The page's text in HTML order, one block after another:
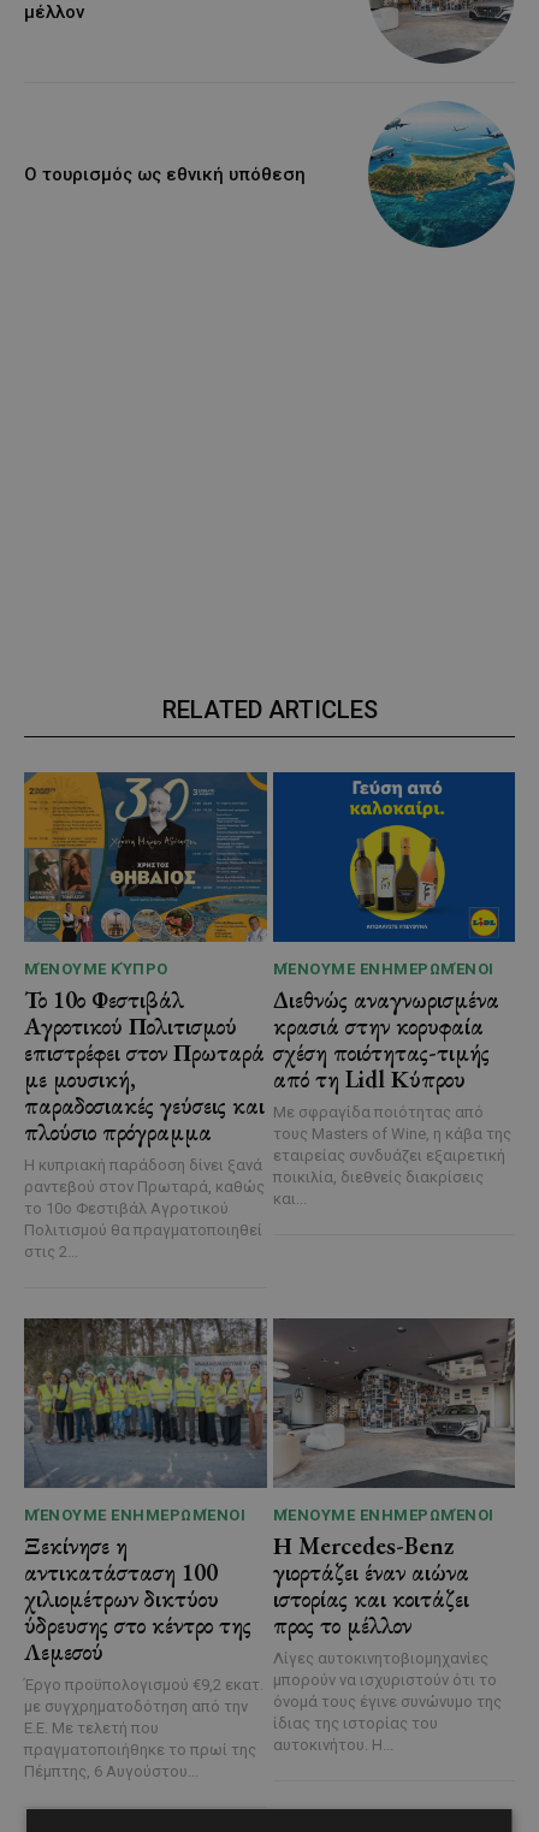
μέλλον
Ο τουρισμός ως εθνική υπόθεση
RELATED ARTICLES
ΜΈΝΟΥΜΕ ΚΎΠΡΟ
Το 10ο Φεστιβάλ
Αγροτικού Πολιτισμού
επιστρέφει στον Πρωταρά
με μουσική,
παραδοσιακές γεύσεις και
πλούσιο πρόγραμμα
Η κυπριακή παράδοση δίνει ξανά
ραντεβού στον Πρωταρά, καθώς
το 10ο Φεστιβάλ Αγροτικού
Πολιτισμού θα πραγματοποιηθεί
στις 2...
ΜΈΝΟΥΜΕ ΕΝΗΜΕΡΩΜΈΝΟΙ
Διεθνώς αναγνωρισμένα
κρασιά στην κορυφαία
σχέση ποιότητας-τιμής
από τη Lidl Κύπρου
Με σφραγίδα ποιότητας από
τους Masters of Wine, η κάβα της
εταιρείας συνδυάζει εξαιρετική
ποικιλία, διεθνείς διακρίσεις
και...
ΜΈΝΟΥΜΕ ΕΝΗΜΕΡΩΜΈΝΟΙ
Ξεκίνησε η
αντικατάσταση 100
χιλιομέτρων δικτύου
ύδρευσης στο κέντρο της
Λεμεσού
Έργο προϋπολογισμού €9,2 εκατ.
με συγχρηματοδότηση από την
Ε.Ε. Με τελετή που
πραγματοποιήθηκε το πρωί της
Πέμπτης, 6 Αυγούστου...
ΜΈΝΟΥΜΕ ΕΝΗΜΕΡΩΜΈΝΟΙ
Η Mercedes-Benz
γιορτάζει έναν αιώνα
ιστορίας και κοιτάζει
προς το μέλλον
Λίγες αυτοκινητοβιομηχανίες
μπορούν να ισχυριστούν ότι το
όνομά τους έγινε συνώνυμο της
ίδιας της ιστορίας του
αυτοκινήτου. Η...